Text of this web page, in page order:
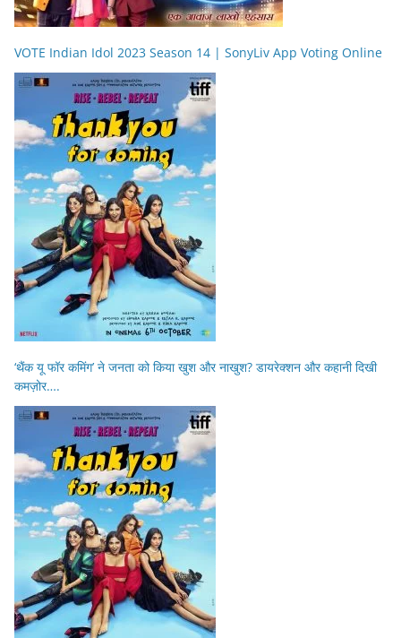
VOTE Indian Idol 2023 Season 14 | SonyLiv App Voting Online
‘थैंक यू फॉर कमिंग’ ने जनता को किया खुश और नाखुश? डायरेक्शन और कहानी दिखी
कमज़ोर….